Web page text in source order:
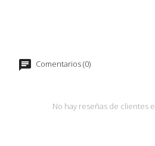
Comentarios (0)
No hay reseñas de clientes